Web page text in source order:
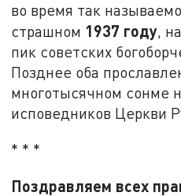
во время так
страшном 1937 году,
пик советских
Позднее оба
многотысячном сонме
исповедников Церкви
* * *
Поздравляем всех